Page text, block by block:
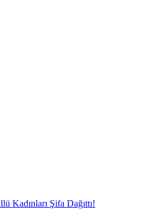
Kadınları Şifa Dağıttı!